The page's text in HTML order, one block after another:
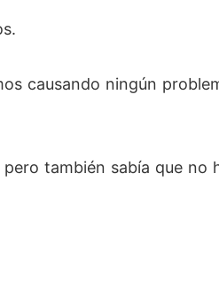
causando ningún
también sabía que no